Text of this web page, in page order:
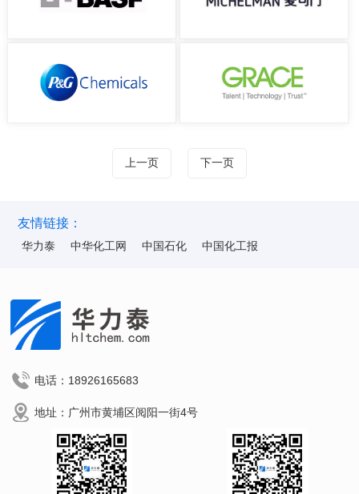
上一页 下一页
友情链接：
华力泰 中华化工网 中国石化 中国化工报
电话：18926165683
地址：广州市黄埔区阅阳一街4号